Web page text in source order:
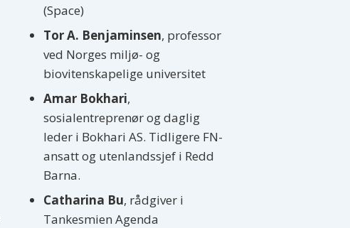
(Space)
Tor A. Benjaminsen, professor
ved Norges miljø- og
biovitenskapelige universitet
Amar Bokhari,
sosialentreprenør og daglig
leder i Bokhari AS. Tidligere FN-
ansatt og utenlandssjef i Redd
Barna.
Catharina Bu, rådgiver i
Tankesmien Agenda